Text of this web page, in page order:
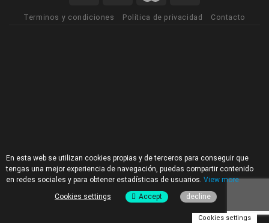
Terminos y condiciones Política de privacidad Contacto
En esta web se utilizan cookies propias y de terceros para conseguir que
tengas una mejor experiencia de navegación, puedas compartir contenido
en redes sociales y para obtener estadísticas de usuarios. View more
Cookies settings
Accept decline
Cookies settings